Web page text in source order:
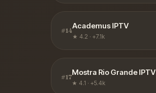
#14
Academus IPTV
★ 4.2 · +7.1k
#17
Mostra Rio Grande IPTV
★ 4.1 · +5.4k